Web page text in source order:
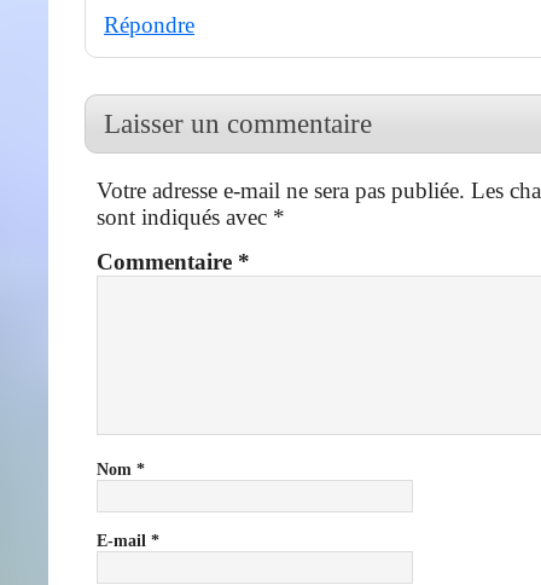
Répondre
Laisser un commentaire
Votre adresse e-mail ne sera pas publiée. Les
sont indiqués avec *
Commentaire *
Nom *
E-mail *